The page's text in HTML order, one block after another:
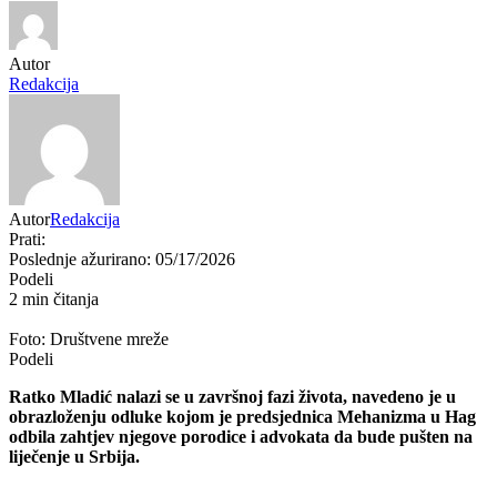
Autor
Redakcija
AutorRedakcija
Prati:
Poslednje ažurirano: 05/17/2026
Podeli
2 min čitanja
Foto: Društvene mreže
Podeli
Ratko Mladić nalazi se u završnoj fazi života, navedeno je u
obrazloženju odluke kojom je predsjednica Mehanizma u Hag
odbila zahtjev njegove porodice i advokata da bude pušten na
liječenje u Srbija.